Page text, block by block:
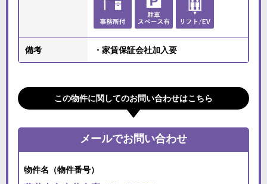
備考 ・家賃保証会社加入要
この物件に関してのお問い合わせはこちら
メールでお問い合わせ
物件名（物件番号）